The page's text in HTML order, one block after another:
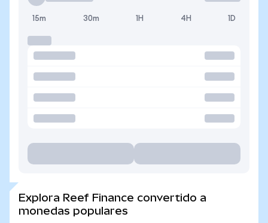
15m 30m 1H 4H 1D
Explora Reef Finance convertido a
monedas populares